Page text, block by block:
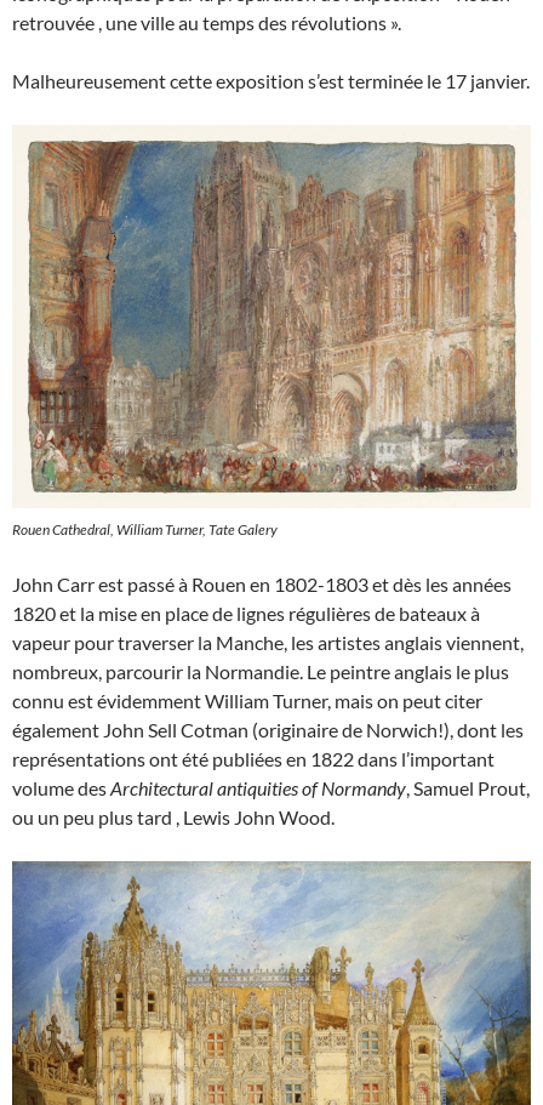
retrouvée , une ville au temps des révolutions ».
Malheureusement cette exposition s’est terminée le 17 janvier.
Rouen Cathedral, William Turner, Tate Galery
John Carr est passé à Rouen en 1802-1803 et dès les années
1820 et la mise en place de lignes régulières de bateaux à
vapeur pour traverser la Manche, les artistes anglais viennent,
nombreux, parcourir la Normandie. Le peintre anglais le plus
connu est évidemment William Turner, mais on peut citer
également John Sell Cotman (originaire de Norwich!), dont les
représentations ont été publiées en 1822 dans l’important
volume desArchitectural antiquities of Normandy , Samuel Prout,
ou un peu plus tard , Lewis John Wood.